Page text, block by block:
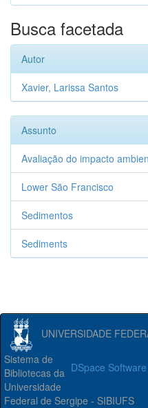
Busca facetada
Autor
Xavier, Larissa Santos
Assunto
Avaliação do impacto
Lower São Francisco
Sedimentos
Sediments
UNIVERSIDADE
DSpace Software
Sistema de
Bibliotecas da
Universidade
Federal de Sergipe - SIBIUFS